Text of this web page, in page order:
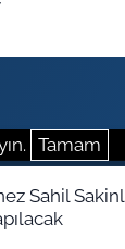
Tamam
Sahil